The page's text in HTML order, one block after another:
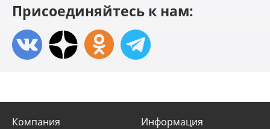
Присоединяйтесь к нам:
Компания Информация